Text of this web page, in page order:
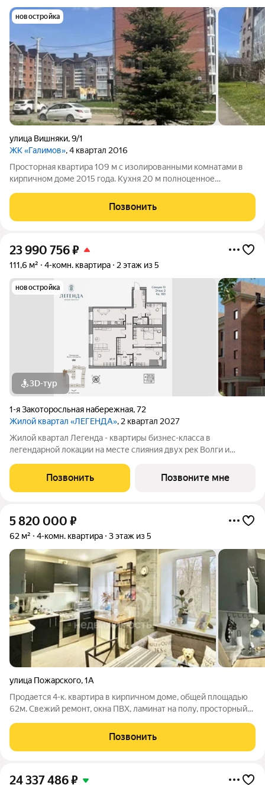
новостройка
улица Вишняки,9/1
ЖК «Галимов», 4 квартал 2016
Просторная квартира 109 м с изолированными комнатами в
кирпичном доме 2015 года. Кухня 20 м полноценное
комнатах тихо и спокойно. Квартира требует ремонта: вы
сможете продумать планировку и
Позвонить
23 990 756₽
111,6 м² 4-комн. квартира 2 этаж из 5
новостройка
3D-тур
1-я Закоторосльная набережная,72
Жилой квартал «ЛЕГЕНДА», 2 квартал 2027
Жилой квартал Легенда - квартиры бизнес-класса в
легендарной локации на месте слияния двух рек Волги и
граничит с природным парком на
Позвонить Позвоните мне
5 820 000 ₽
62 м² 4-комн. квартира 3 этаж из 5
улица Пожарского,1А
Продается 4-к. квартира в кирпичном доме, общей площадью
62м. Свежий ремонт, окна ПВХ, ламинат на полу, просторный
трубы, счетчики на воду, 3 изолированные комнаты, в спальне
установлен
Позвонить
24 337 486₽